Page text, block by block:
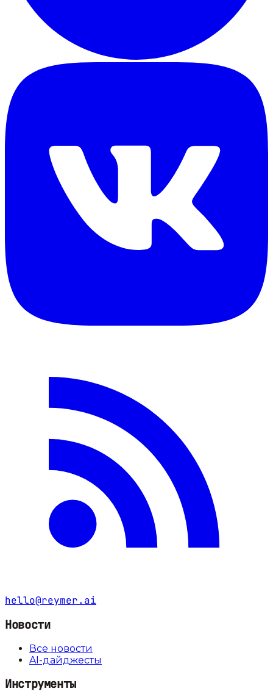
hello@reymer.ai
Новости
Все новости
AI-дайджесты
Инструменты